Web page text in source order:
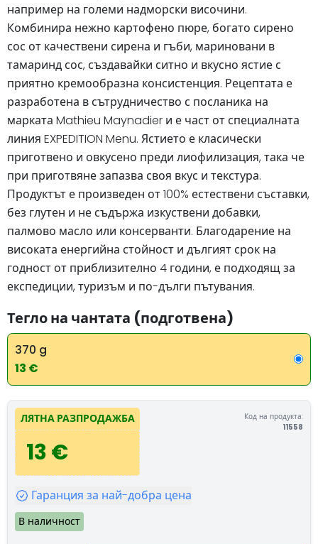
например на големи надморски височини.
Комбинира нежно картофено пюре, богато сирено
сос от качествени сирена и гъби, мариновани в
тамаринд сос, създавайки ситно и вкусно ястие с
приятно кремообразна консистенция. Рецептата е
разработена в сътрудничество с посланика на
марката Mathieu Maynadier и е част от специалната
линия EXPEDITION Menu. Ястието е класически
приготвено и овкусено преди лиофилизация, така че
при приготвяне запазва своя вкус и текстура.
Продуктът е произведен от 100% естествени съставки,
без глутен и не съдържа изкуствени добавки,
палмово масло или консерванти. Благодарение на
високата енергийна стойност и дългият срок на
годност от приблизително 4 години, е подходящ за
експедиции, туризъм и по-дълги пътувания.
Тегло на чантата (подготвена)
370 g
13 €
ЛЯТНА РАЗПРОДАЖБА
13 €
Код на продукта:
11558
Гаранция за най-добра цена
В наличност